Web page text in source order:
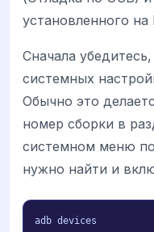
установленного
Сначала
системных
Обычно это
номер сборки в
системном меню
нужно найти и